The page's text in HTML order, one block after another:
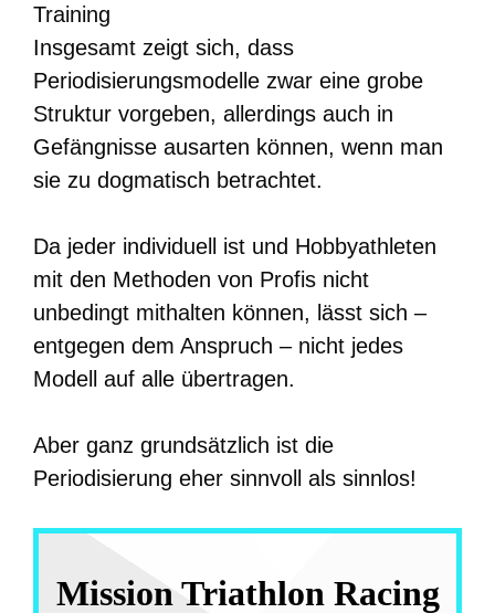
Training
Insgesamt zeigt sich, dass
Periodisierungsmodelle zwar eine grobe
Struktur vorgeben, allerdings auch in
Gefängnisse ausarten können, wenn man
sie zu dogmatisch betrachtet.
Da jeder individuell ist und Hobbyathleten
mit den Methoden von Profis nicht
unbedingt mithalten können, lässt sich –
entgegen dem Anspruch – nicht jedes
Modell auf alle übertragen.
Aber ganz grundsätzlich ist die
Periodisierung eher sinnvoll als sinnlos!
Mission Triathlon Racing